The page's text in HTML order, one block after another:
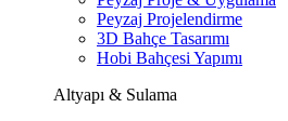
Peyzaj Projelendirme
3D Bahçe Tasarımı
Hobi Bahçesi Yapımı
Altyapı & Sulama